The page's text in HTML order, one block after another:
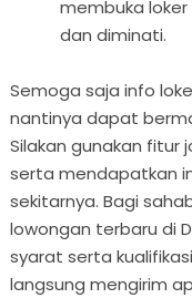
membuka loker
dan diminati.
Semoga saja info
nantinya dapat
Silakan gunakan fitur
serta mendapatkan
sekitarnya. Bagi
lowongan terbaru di
syarat serta
langsung mengirim